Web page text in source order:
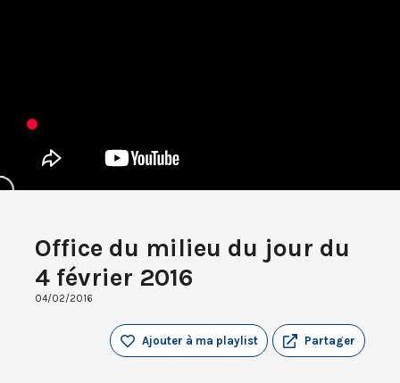
Office du milieu du jour du
4 février 2016
04/02/2016
Partager
Ajouter à ma playlist